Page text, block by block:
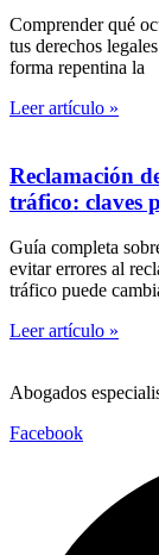
Comprender qué
tus derechos
forma repentina la
Leer artículo »
Reclamación
tráfico: claves
Guía completa
evitar errores al
tráfico puede
Leer artículo »
Abogados
Facebook